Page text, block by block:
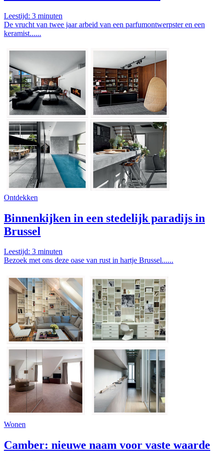
Leestijd: 3 minuten
De vrucht van twee jaar arbeid van een parfumontwerpster en een
keramist......
Ontdekken
Binnenkijken in een stedelijk paradijs in
Brussel
Leestijd: 3 minuten
Bezoek met ons deze oase van rust in hartje Brussel......
Wonen
Camber: nieuwe naam voor vaste waarde